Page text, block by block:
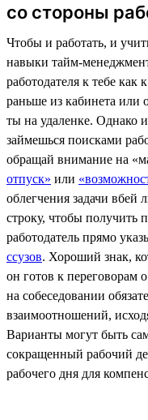
со стороны
Чтобы и работать, и
навыки тайм-
работодателя к тебе как
раньше из кабинета или
ты на удаленке. Однако
займешься поисками
обращай внимание на
отпуск» или
облегчения задачи
строку, чтобы получить
работодатель прямо
ссузов. Хороший знак,
он готов к переговорам
на собеседовании
взаимоотношений,
Варианты могут быть
сокращенный рабочий
рабочего дня для